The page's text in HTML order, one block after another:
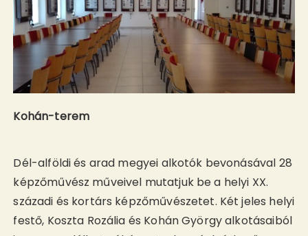
Kohán-terem
Dél-alföldi és arad megyei alkotók bevonásával 28
képzőművész műveivel mutatjuk be a helyi XX.
századi és kortárs képzőművészetet. Két jeles helyi
festő, Koszta Rozália és Kohán György alkotásaiból